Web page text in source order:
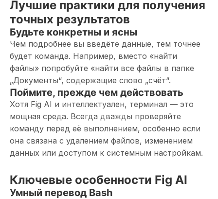
Лучшие практики для получения
точных результатов
Будьте конкретны и ясны
Чем подробнее вы введёте данные, тем точнее
будет команда. Например, вместо «найти
файлы» попробуйте «найти все файлы в папке
„Документы“, содержащие слово „счёт“.
Поймите, прежде чем действовать
Хотя Fig AI и интеллектуален, терминал — это
мощная среда. Всегда дважды проверяйте
команду перед её выполнением, особенно если
она связана с удалением файлов, изменением
данных или доступом к системным настройкам.
Ключевые особенности Fig AI
Умный перевод Bash